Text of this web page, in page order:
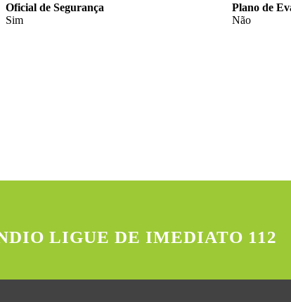
Oficial de Segurança
Sim
Plano de
Não
LIGUE DE IMEDIATO 112